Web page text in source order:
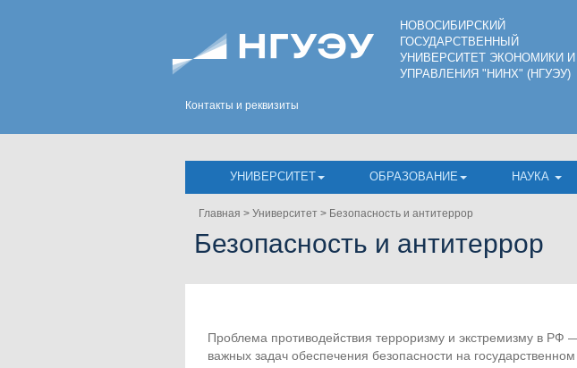
Контакты и реквизиты
НОВОСИБИРСКИЙ
ГОСУДАРСТВЕННЫЙ
УНИВЕРСИТЕТ ЭКОНОМИКИ И
УПРАВЛЕНИЯ "НИНХ" (НГУЭУ)
УНИВЕРСИТЕТ ОБРАЗОВАНИЕ НАУКА
Главная > Университет > Безопасность и антитеррор
Безопасность и антитеррор
Проблема противодействия терроризму и экстремизму в РФ
важных задач обеспечения безопасности на государственном